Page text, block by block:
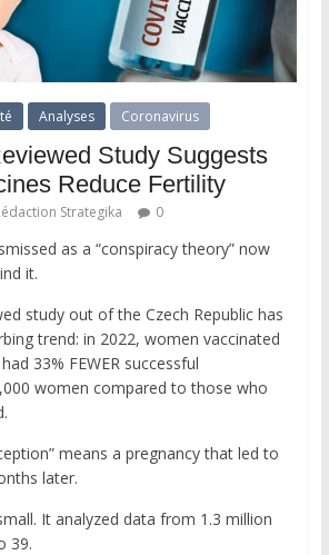
Analyses Coronavirus
Study Suggests
Reduce Fertility
Strategika 0
as a “conspiracy theory” now
it.
study out of the Czech Republic has
trend: in 2022, women vaccinated
33% FEWER successful
women compared to those who
means a pregnancy that led to
later.
It analyzed data from 1.3 million
39.